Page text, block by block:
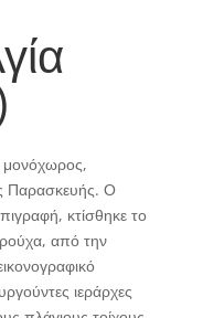
μονόχωρος,
Παρασκευής. Ο
κτίσθηκε το
από την
ιεράρχες